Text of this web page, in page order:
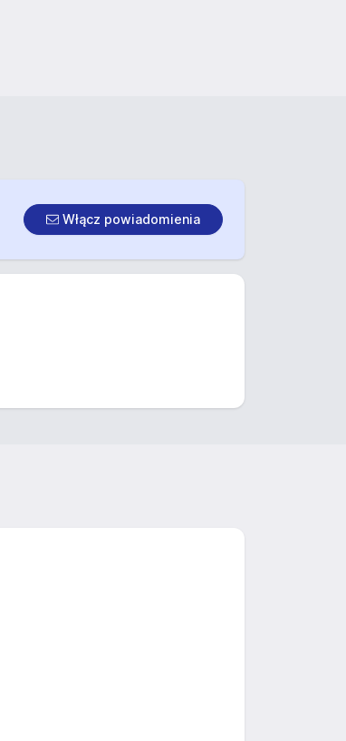
Włącz powiadomienia